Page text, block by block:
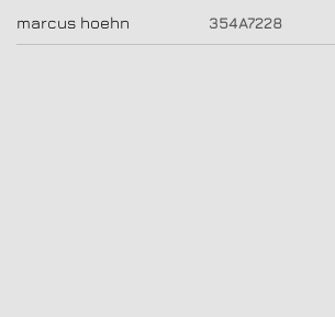
354A7228
marcus hoehn
|